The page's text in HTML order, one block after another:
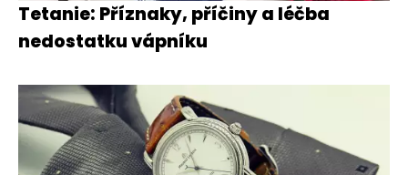
Tetanie: Příznaky, příčiny a léčba
nedostatku vápníku